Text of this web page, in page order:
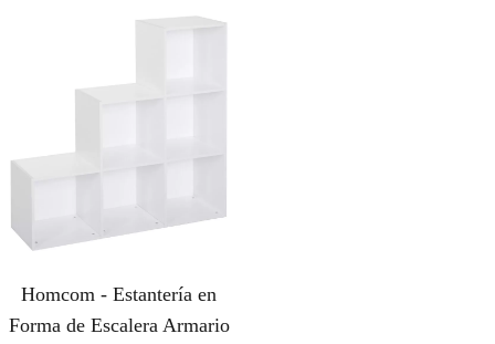
Homcom - Estantería en
Forma de Escalera Armario